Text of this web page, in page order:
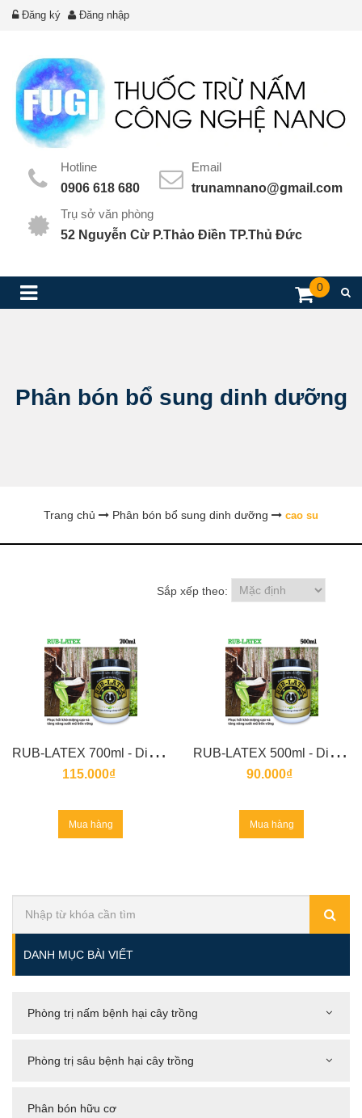
Đăng ký Đăng nhập
Hotline
0906 618 680
Email
trunamnano@gmail.com
Trụ sở văn phòng
52 Nguyễn Cừ P.Thảo Điền TP.Thủ Đức
0
Phân bón bổ sung dinh dưỡng
Trang chủ Phân bón bổ sung dinh dưỡng cao su
Sắp xếp theo:
R
UB-LATEX 700ml - Dinh dưỡng kích thích mủ cao su và tái tạo miệng cạo
115.000₫
Mua hàng
R
UB-LATEX 500ml - Dinh dưỡng kích thích mủ cao su và tái tạo miệng cạo
90.000₫
Mua hàng
DANH MỤC BÀI VIẾT
Phòng trị nấm bệnh hại cây trồng
Phòng trị sâu bệnh hại cây trồng
Phân bón hữu cơ